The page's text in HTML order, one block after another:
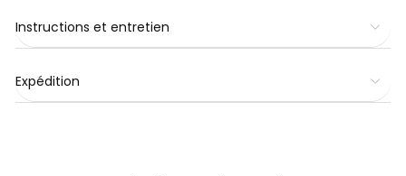
Instructions et entretien
Expédition